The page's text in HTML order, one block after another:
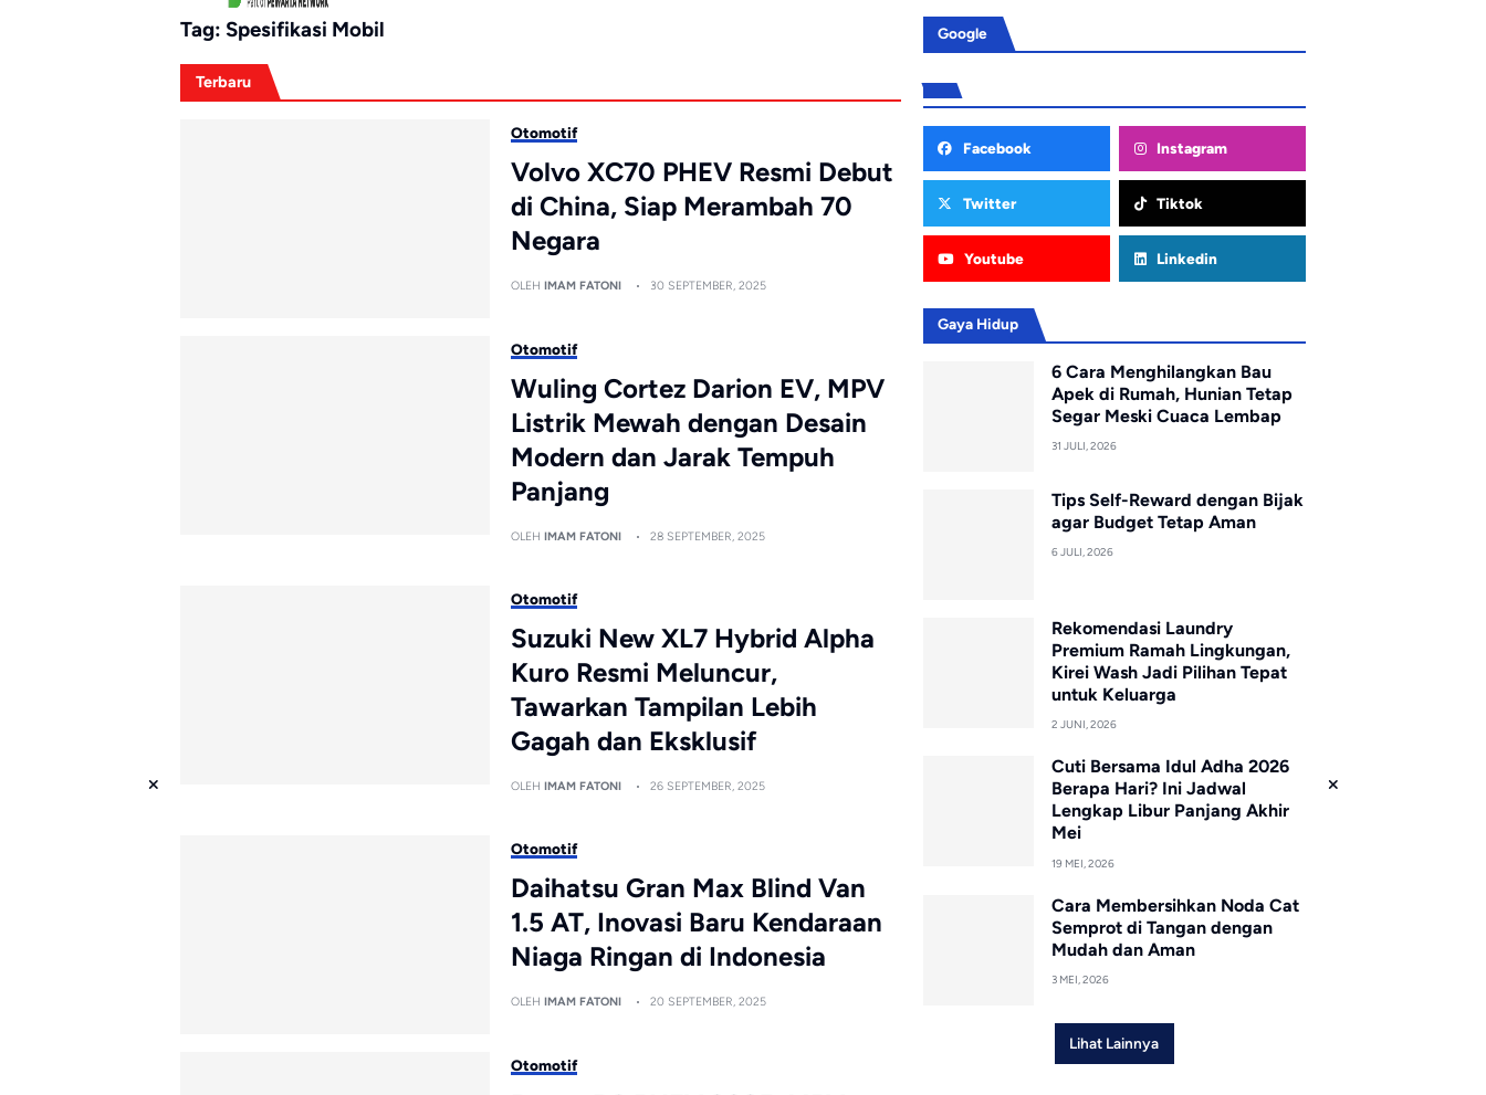
Tag: Spesifikasi Mobil
Terbaru
Otomotif
Volvo XC70 PHEV Resmi Debut
di China, Siap Merambah 70
Negara
OLEH IMAM FATONI 30 SEPTEMBER, 2025
Otomotif
Wuling Cortez Darion EV, MPV
Listrik Mewah dengan Desain
Modern dan Jarak Tempuh
Panjang
OLEH IMAM FATONI 28 SEPTEMBER, 2025
Otomotif
Suzuki New XL7 Hybrid Alpha
Kuro Resmi Meluncur,
Tawarkan Tampilan Lebih
Gagah dan Eksklusif
OLEH IMAM FATONI 26 SEPTEMBER, 2025
Otomotif
Daihatsu Gran Max Blind Van
1.5 AT, Inovasi Baru Kendaraan
Niaga Ringan di Indonesia
OLEH IMAM FATONI 20 SEPTEMBER, 2025
Otomotif
Google
Facebook Instagram
Twitter Tiktok
Youtube Linkedin
Gaya Hidup
6 Cara Menghilangkan Bau
Apek di Rumah, Hunian Tetap
Segar Meski Cuaca Lembap
31 JULI, 2026
Tips Self-Reward dengan Bijak
agar Budget Tetap Aman
6 JULI, 2026
Rekomendasi Laundry
Premium Ramah Lingkungan,
Kirei Wash Jadi Pilihan Tepat
untuk Keluarga
2 JUNI, 2026
Cuti Bersama Idul Adha 2026
Berapa Hari? Ini Jadwal
Lengkap Libur Panjang Akhir
Mei
19 MEI, 2026
Cara Membersihkan Noda Cat
Semprot di Tangan dengan
Mudah dan Aman
3 MEI, 2026
Lihat Lainnya